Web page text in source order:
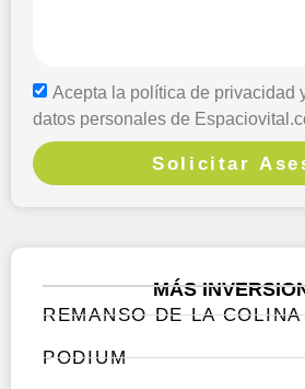
Acepta la política de privacidad
datos personales de
Solicitar
MÁS
REMANSO DE LA COLINA
PODIUM